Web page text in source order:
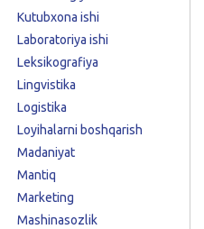
Kutubxona ishi
Laboratoriya ishi
Leksikografiya
Lingvistika
Logistika
Loyihalarni boshqarish
Madaniyat
Mantiq
Marketing
Mashinasozlik